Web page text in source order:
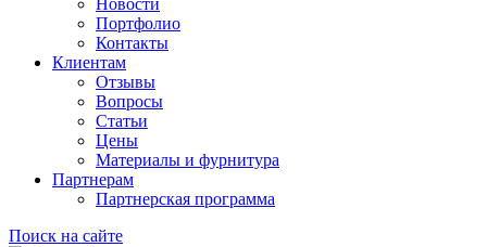
Новости
Портфолио
Контакты
Клиентам
Отзывы
Вопросы
Статьи
Цены
Материалы и фурнитура
Партнерам
Партнерская программа
Поиск на сайте